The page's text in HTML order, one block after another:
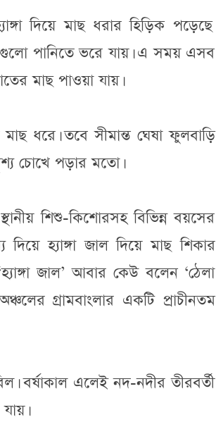
দিয়ে মাছ ধরার হিড়িক পড়েছে।
গুলো পানিতে ভরে যায়। এ সময় এসব
মাছ পাওয়া যায়।
ধরে। তবে সীমান্ত ঘেষা ফুলবাড়ি
চোখে পড়ার মতো।
শিশু-কিশোরসহ বিভিন্ন বয়সের
হ্যাঙ্গা জাল দিয়ে মাছ শিকার
জাল’ আবার কেউ বলেন ‘ঠেলা
গ্রামবাংলার একটি প্রাচীনতম
বর্ষাকাল এলেই নদ-নদীর তীরবর্তী